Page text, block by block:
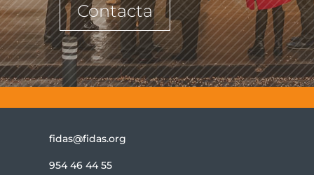
Contacta
fidas@fidas.org
954 46 44 55